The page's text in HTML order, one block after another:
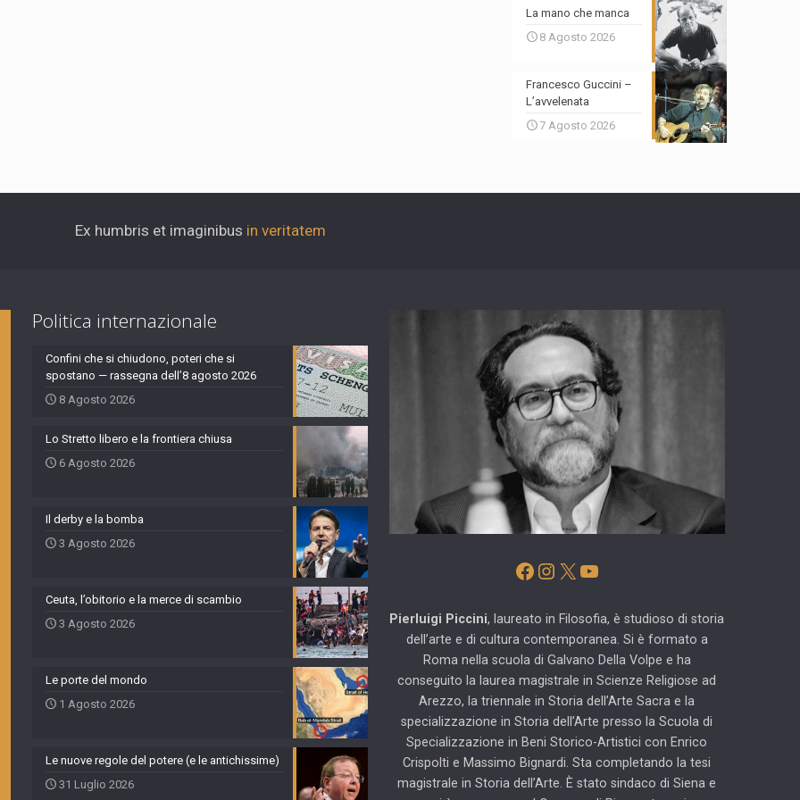
La mano che manca
8 Agosto 2026
Francesco Guccini –
L’avvelenata
7 Agosto 2026
Ex humbris et imaginibus in veritatem
Politica internazionale
Confini che si chiudono, poteri che si
spostano — rassegna dell’8 agosto 2026
8 Agosto 2026
Lo Stretto libero e la frontiera chiusa
6 Agosto 2026
Il derby e la bomba
3 Agosto 2026
Ceuta, l’obitorio e la merce di scambio
3 Agosto 2026
Le porte del mondo
1 Agosto 2026
Le nuove regole del potere (e le antichissime)
31 Luglio 2026
Facebook
Instagram
X YouTube
Pierluigi Piccini, laureato in Filosofia, è studioso di storia
dell’arte e di cultura contemporanea. Si è formato a
Roma nella scuola di Galvano Della Volpe e ha
conseguito la laurea magistrale in Scienze Religiose ad
Arezzo, la triennale in Storia dell’Arte Sacra e la
specializzazione in Storia dell’Arte presso la Scuola di
Specializzazione in Beni Storico-Artistici con Enrico
Crispolti e Massimo Bignardi. Sta completando la tesi
magistrale in Storia dell’Arte. È stato sindaco di Siena e